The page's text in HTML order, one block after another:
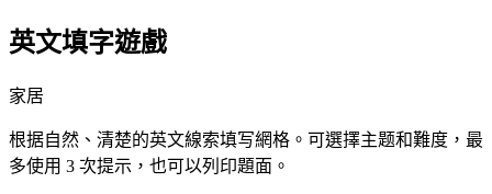
英文填字遊戲
家居
根据自然、清楚的英文線索填写網格。可選擇主题和難度，最
多使用 3 次提示，也可以列印題面。